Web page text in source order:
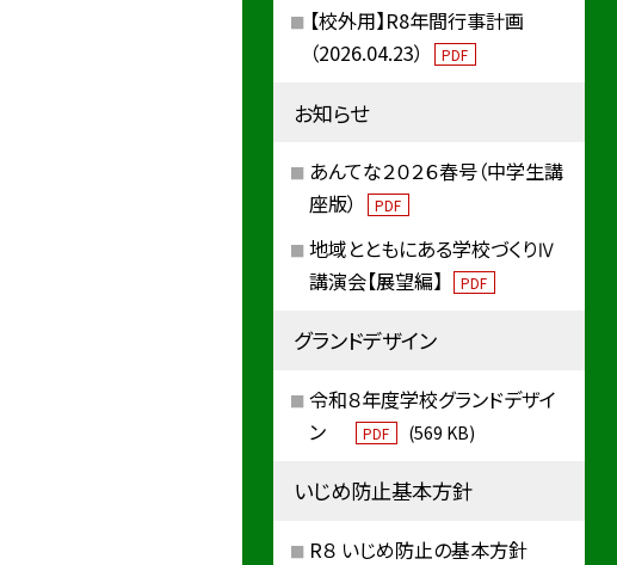
【校外用】R8年間行事計画
（2026.04.23）
PDF
お知らせ
あんてな２０２６春号（中学生講
座版）
PDF
地域とともにある学校づくりⅣ
講演会【展望編】
PDF
グランドデザイン
令和８年度学校グランドデザイ
ン
PDF (569 KB)
いじめ防止基本方針
R８ いじめ防止の基本方針